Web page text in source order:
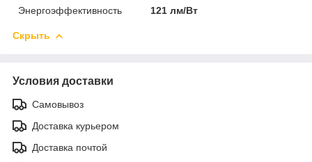
Энергоэффективность 121 лм/Вт
Скрыть
Условия доставки
Самовывоз
Доставка курьером
Доставка почтой